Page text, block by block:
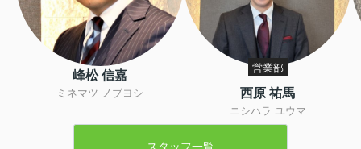
峰松 信嘉
ミネマツ ノブヨシ
営業部
西原 祐馬
ニシハラ ユウマ